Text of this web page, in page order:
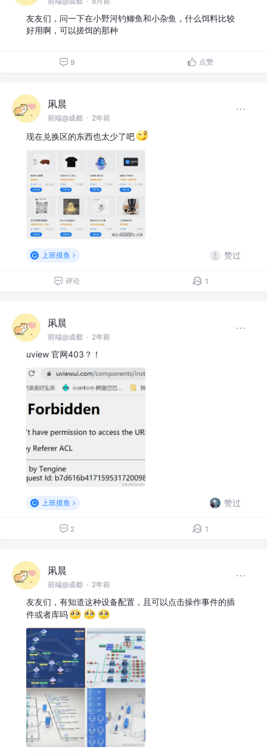
友友们，问一下在小野河钓鲫鱼和小杂鱼，什么饵料比较
好用啊，可以搓饵的那种
9 点赞
凩晨
前端@成都 · 2年前
现在兑换区的东西也太少了吧
上班摸鱼 赞过
评论 1
凩晨
前端@成都 · 2年前
uview 官网403？！
上班摸鱼 赞过
2 1
凩晨
前端@成都 · 2年前
友友们，有知道这种设备配置，且可以点击操作事件的插
件或者库吗